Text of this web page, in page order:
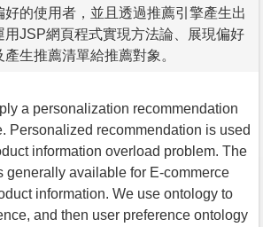
的使用者，並且透過推薦引擎產生出
用JSP網頁程式實現方法論、展現偏好
生推薦清單給推薦對象。
a personalization recommendation
Personalized recommendation is used
information overload problem. The
generally available for E-commerce
information. We use ontology to
and then user preference ontology